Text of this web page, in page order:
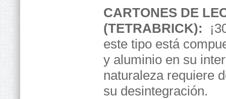
CARTONES DE
(TETRABRICK):
este tipo está
y aluminio en su
naturaleza requiere
su desintegración.